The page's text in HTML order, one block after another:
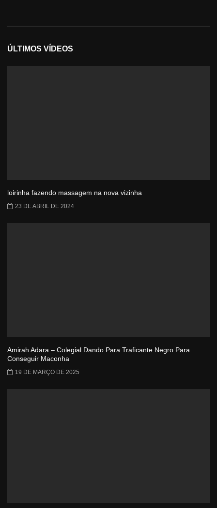
ÚLTIMOS VÍDEOS
loirinha fazendo massagem na nova vizinha
23 DE ABRIL DE 2024
Amirah Adara – Colegial Dando Para Traficante Negro Para
Conseguir Maconha
19 DE MARÇO DE 2025